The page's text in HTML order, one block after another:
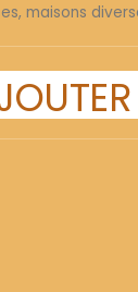
maisons